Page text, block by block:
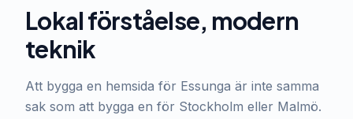
Lokal förståelse, modern
teknik
Att bygga en hemsida för Essunga är inte samma
sak som att bygga en för Stockholm eller Malmö.